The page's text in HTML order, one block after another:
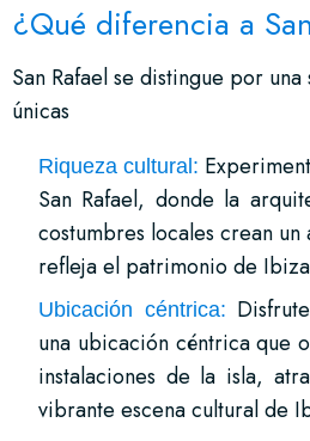
¿Qué diferencia a
San Rafael se distingue por
únicas
Riqueza cultural:
San Rafael, donde la
costumbres locales crean
refleja el patrimonio de
Ubicación céntrica:
una ubicación céntrica que
instalaciones de la isla,
vibrante escena cultural de